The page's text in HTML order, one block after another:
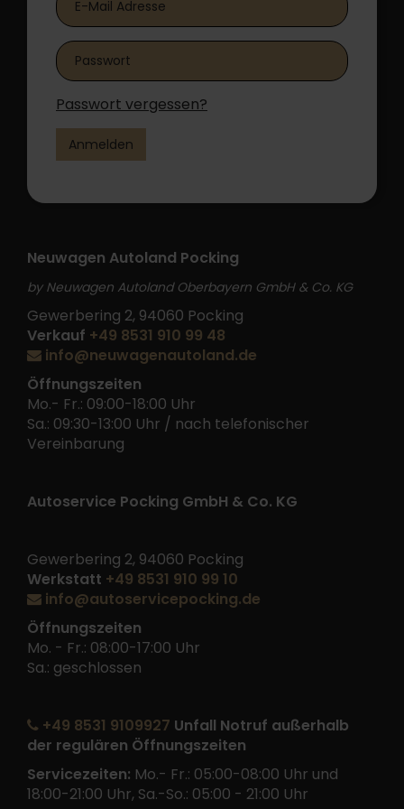
Passwort vergessen?
Anmelden
Neuwagen Autoland Pocking
by Neuwagen Autoland Oberbayern GmbH & Co. KG
Gewerbering 2, 94060 Pocking
Verkauf +49 8531 910 99 48
info@neuwagenautoland.de
Öffnungszeiten
Mo.- Fr.: 09:00-18:00 Uhr
Sa.: 09:30-13:00 Uhr / nach telefonischer
Vereinbarung
Autoservice Pocking GmbH & Co. KG
Gewerbering 2, 94060 Pocking
Werkstatt +49 8531 910 99 10
info@autoservicepocking.de
Öffnungszeiten
Mo. - Fr.: 08:00-17:00 Uhr
Sa.: geschlossen
+49 8531 9109927 Unfall Notruf außerhalb
der regulären Öffnungszeiten
Servicezeiten: Mo.- Fr.: 05:00-08:00 Uhr und
18:00-21:00 Uhr, Sa.-So.: 05:00 - 21:00 Uhr